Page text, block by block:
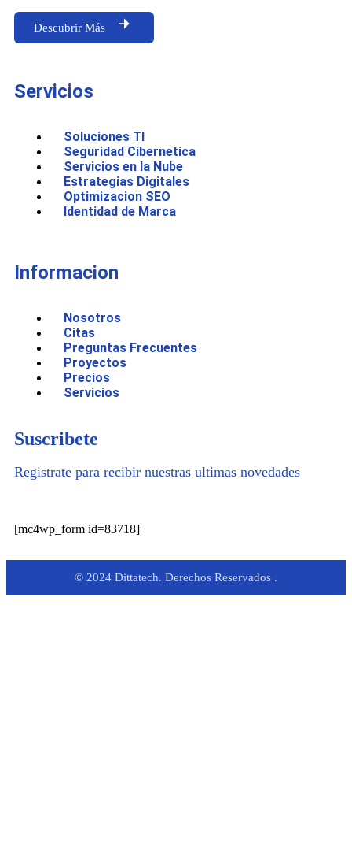
Descubrir Más
Servicios
Soluciones TI
Seguridad Cibernetica
Servicios en la Nube
Estrategias Digitales
Optimizacion SEO
Identidad de Marca
Informacion
Nosotros
Citas
Preguntas Frecuentes
Proyectos
Precios
Servicios
Suscribete
Registrate para recibir nuestras ultimas novedades
[mc4wp_form id=83718]
© 2024 Dittatech. Derechos Reservados .